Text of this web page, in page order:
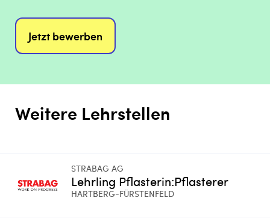
Jetzt bewerben
Weitere Lehrstellen
STRABAG AG
Lehrling Pflasterin:Pflasterer
HARTBERG-FÜRSTENFELD